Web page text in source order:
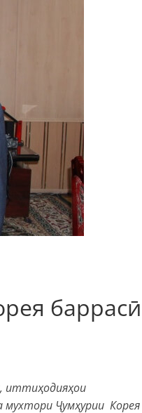
баррасӣ
иттиҳодияҳои
Ҷумҳурии Корея